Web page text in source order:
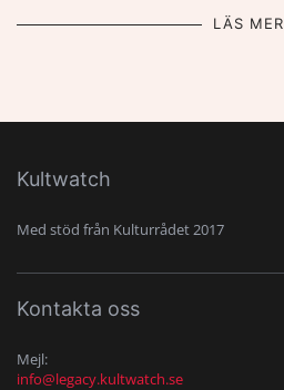
LÄS MER
Kultwatch
Med stöd från Kulturrådet 2017
Kontakta oss
Mejl:
info@legacy.kultwatch.se